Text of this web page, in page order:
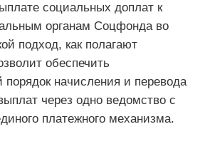
социальных доплат к
органам Соцфонда во
подход, как полагают
обеспечить
начисления и перевода
через одно ведомство с
платежного механизма.